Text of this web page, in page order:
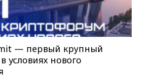
— первый крупный
условиях нового